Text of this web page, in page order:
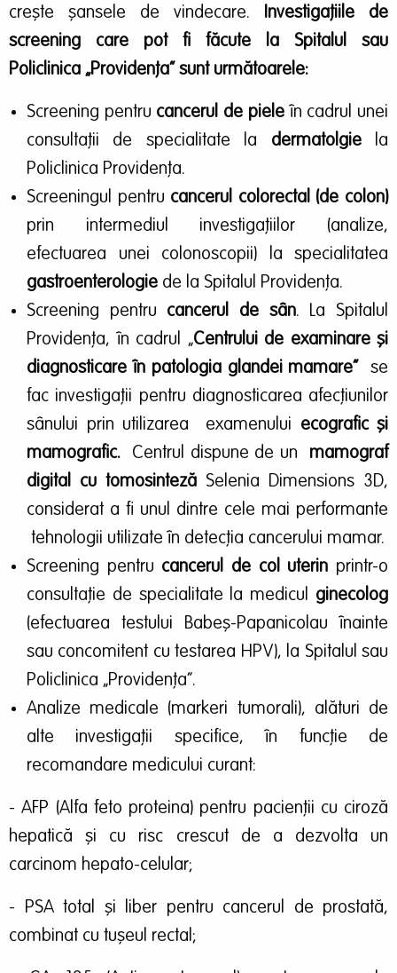
crește șansele de vindecare. Investigațiile de
screening care pot fi făcute la Spitalul sau
Policlinica „Providența” sunt următoarele:
Screening pentru cancerul de piele în cadrul unei
consultații de specialitate la dermatolgiela
Policlinica Providența.
Screeningul pentru cancerul colorectal (de colon)
prin intermediul investigațiilor (analize,
efectuarea unei colonoscopii) la specialitatea
gastroenterologie de la Spitalul Providența.
Screening pentru cancerul de sân. La Spitalul
Providența, în cadrul „Centrului de examinare și
diagnosticare în patologia glandei mamare” se
fac investigații pentru diagnosticarea afecțiunilor
sânului prin utilizarea examenului ecografic și
mamografic.
Centrul dispune de un mamograf
digital cu tomosinteză Selenia Dimensions 3D,
considerat a fi unul dintre cele mai performante
tehnologii utilizate în detecția cancerului mamar.
Screening pentru cancerul de col uterin printr-o
consultație de specialitate la medicul ginecolog
(efectuarea testului Babeş-Papanicolau înainte
sau concomitent cu testarea HPV), la Spitalul sau
Policlinica „Providența”.
Analize medicale (markeri tumorali), alături de
alte investigații specifice, în funcție de
recomandare medicului curant:
- AFP (Alfa feto proteina) pentru pacienții cu ciroză
hepatică și cu risc crescut de a dezvolta un
carcinom hepato-celular;
- PSA total și liber pentru cancerul de prostată,
combinat cu tușeul rectal;